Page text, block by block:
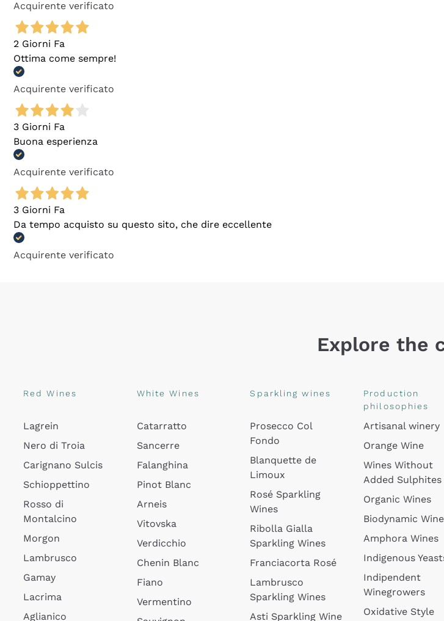
Acquirente verificato
2 Giorni Fa
Ottima come sempre!
Acquirente verificato
3 Giorni Fa
Buona esperienza
Acquirente verificato
3 Giorni Fa
Da tempo acquisto su questo sito, che dire eccellente
Acquirente verificato
Explore the
Red Wines
Lagrein
Nero di Troia
Carignano Sulcis
Schioppettino
Rosso di
Montalcino
Morgon
Lambrusco
Gamay
Lacrima
Aglianico
White Wines
Catarratto
Sancerre
Falanghina
Pinot Blanc
Arneis
Vitovska
Verdicchio
Chenin Blanc
Fiano
Vermentino
Sparkling wines
Prosecco Col
Fondo
Blanquette de
Limoux
Rosé Sparkling
Wines
Ribolla Gialla
Sparkling Wines
Franciacorta Rosé
Lambrusco
Sparkling Wines
Asti Sparkling Wine
Production
philosophies
Artisanal winery
Orange Wine
Wines Without
Added Sulphites
Organic Wines
Biodynamic
Amphora Wines
Indigenous
Indipendent
Winegrowers
Oxidative Style